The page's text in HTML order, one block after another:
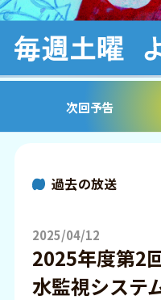
次回予告
過去の放送
2025/04/12
2025年度第2
水監視システ